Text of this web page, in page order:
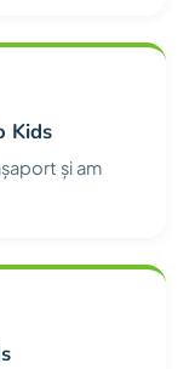
Kids
și am